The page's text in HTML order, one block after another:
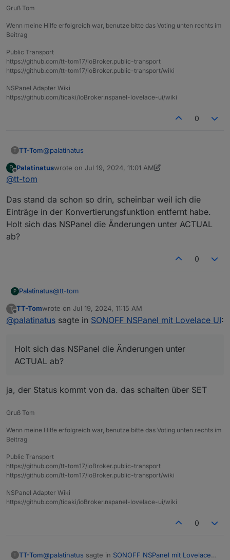
den Wechsel ebenfalls mitbekommt.
Konvertierungsfunktion entfernt. Geht immer noch
nicht.
Gruß Tom
Wenn meine Hilfe erfolgreich war, benutze bitte das Voting unten rechts im
Beitrag
Public Transport
https://github.com/tt-tom17/ioBroker.public-transport
https://github.com/tt-tom17/ioBroker.public-transport/wiki
NSPanel Adapter Wiki
https://github.com/ticaki/ioBroker.nspanel-lovelace-ui/wiki
0
T TT-Tom@palatinatus
schreibe dort mal direkt hinter Read
das Komma am Ende von Read löschen und Write
komplett löschen
P
Offline
Palatinatuswrote on Jul 19, 2024, 11:01 AM
last edited by PalatinatusJul 19, 2024, 1:02 PM
@tt-tom
Das stand da schon so drin, scheinbar weil ich die
Einträge in der Konvertierungsfunktion entfernt habe.
Holt sich das NSPanel die Änderungen unter ACTUAL
ab?
0
P Palatinatus@tt-tom
Das stand da schon so drin, scheinbar weil ich die
Einträge in der Konvertierungsfunktion entfernt
ACTUAL ab?
T
Offline
TT-Tomwrote on Jul 19, 2024, 11:15 AM
last edited by
@palatinatus sagte in SONOFF NSPanel mit Lovelace UI:
Holt sich das NSPanel die Änderungen unter
ACTUAL ab?
ja, der Status kommt von da. das schalten über SET
Gruß Tom
Wenn meine Hilfe erfolgreich war, benutze bitte das Voting unten rechts im
Beitrag
Public Transport
https://github.com/tt-tom17/ioBroker.public-transport
https://github.com/tt-tom17/ioBroker.public-transport/wiki
NSPanel Adapter Wiki
https://github.com/ticaki/ioBroker.nspanel-lovelace-ui/wiki
0
T TT-Tom@palatinatus sagte in SONOFF NSPanel mit Lovelace